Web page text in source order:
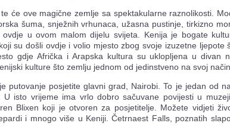
će ove magične zemlje sa spektakularne raznolikosti.
šuma, snježnih vrhunaca, užasna pustinje, tirkizno
u ovom malom dijelu svijeta. Kenija je bogate
su došli ovdje i volio mjesto zbog svoje izuzetne ljepote
gdje Afrička i Arapska kultura su uklopljena u divan
kulture što zemlju jednom od jedinstveno na svoj način.
putovanje posjetite glavni grad, Nairobi. To je jedan od
U isto vrijeme ima vrlo dobro sačuvane povijesti u
Blixen koji je otvoren za posjetitelje. Možete vidjeti
i mnogo više u Keniji. Četrnaest Falls, poznatih